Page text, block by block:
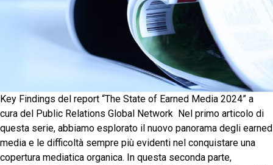
Key Findings del report “The State of Earned Media 2024” a
cura del Public Relations Global Network Nel primo articolo di
questa serie, abbiamo esplorato il nuovo panorama degli earned
media e le difficoltà sempre più evidenti nel conquistare una
copertura mediatica organica. In questa seconda parte,